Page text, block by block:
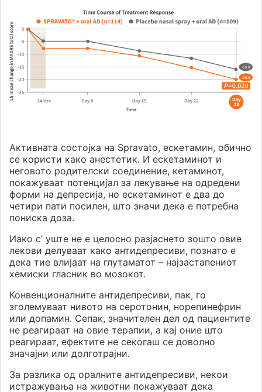
Активната состојка на Spravato, ескетамин, обично
се користи како анестетик. И ескетаминот и
неговото родителски соединение, кетаминот,
покажуваат потенцијал за лекување на одредени
форми на депресија, но ескетаминот е два до
четири пати посилен, што значи дека е потребна
пониска доза.
Иако с’ уште не е целосно разјаснето зошто овие
лекови делуваат како антидепресиви, познато е
дека тие влијаат на глутаматот – најзастапениот
хемиски гласник во мозокот.
Конвенционалните антидепресиви, пак, го
зголемуваат нивото на серотонин, норепинефрин
или допамин. Сепак, значителен дел од пациентите
не реагираат на овие терапии, а кај оние што
реагираат, ефектите не секогаш се доволно
значајни или долготрајни.
За разлика од оралните антидепресиви, некои
истражувања на животни покажуваат дека